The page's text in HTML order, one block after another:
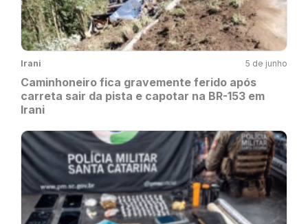
Irani 5 de junho
Caminhoneiro fica gravemente ferido após
carreta sair da pista e capotar na BR-153 em
Irani